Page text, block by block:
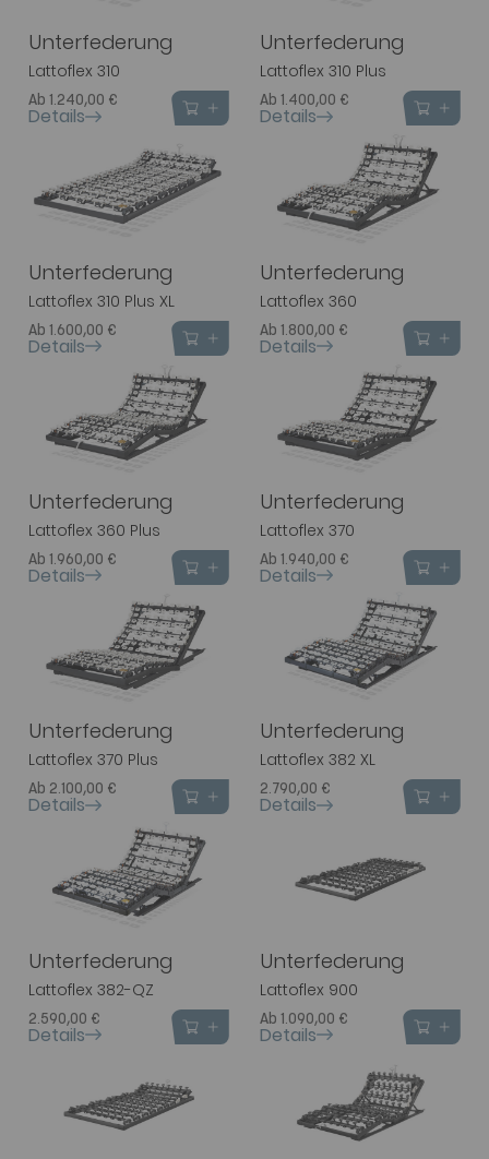
Unterfederung
Lattoflex 310
Ab 1.240,00 €
Details
Unterfederung
Lattoflex 310 Plus
Ab 1.400,00 €
Details
Unterfederung
Lattoflex 310 Plus XL
Ab 1.600,00 €
Details
Unterfederung
Lattoflex 360
Ab 1.800,00 €
Details
Unterfederung
Lattoflex 360 Plus
Ab 1.960,00 €
Details
Unterfederung
Lattoflex 370
Ab 1.940,00 €
Details
Unterfederung
Lattoflex 370 Plus
Ab 2.100,00 €
Details
Unterfederung
Lattoflex 382 XL
2.790,00 €
Details
Unterfederung
Lattoflex 382-QZ
2.590,00 €
Details
Unterfederung
Lattoflex 900
Ab 1.090,00 €
Details